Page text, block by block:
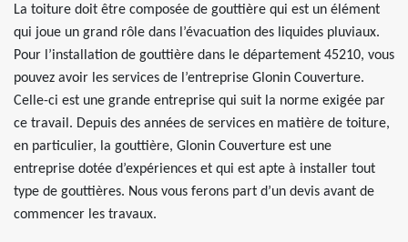
La toiture doit être composée de gouttière qui est un élément
qui joue un grand rôle dans l’évacuation des liquides pluviaux.
Pour l’installation de gouttière dans le département 45210, vous
pouvez avoir les services de l’entreprise Glonin Couverture.
Celle-ci est une grande entreprise qui suit la norme exigée par
ce travail. Depuis des années de services en matière de toiture,
en particulier, la gouttière, Glonin Couverture est une
entreprise dotée d’expériences et qui est apte à installer tout
type de gouttières. Nous vous ferons part d’un devis avant de
commencer les travaux.